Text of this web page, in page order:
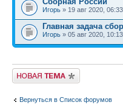
Игорь » 19 авг 2020, 06:33
Главная задача
Игорь » 05 авг 2020, 10:13
Новая тема
Вернуться в Список форумов